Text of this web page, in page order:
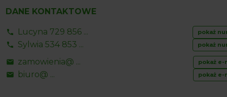
DANE KONTAKTOWE
Lucyna 729 856 ... pokaż
Sylwia 534 853 ... pokaż
zamowienia@ ... pokaż e-
biuro@ ... pokaż e-